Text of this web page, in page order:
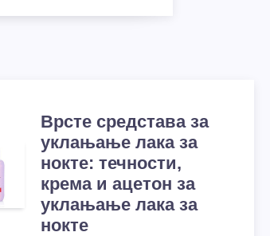
Врсте средстава за
уклањање лака за
нокте: течности,
крема и ацетон за
уклањање лака за
нокте